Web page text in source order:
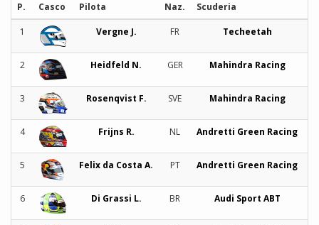
P. Casco Pilota Naz. Scuderia
1 Vergne J. FR Techeetah
2 Heidfeld N. GER Mahindra Racing
3 Rosenqvist F. SVE Mahindra Racing
4 Frijns R. NL Andretti Green Racing
5 Felix da Costa A. PT Andretti Green Racing
6 Di Grassi L. BR Audi Sport ABT